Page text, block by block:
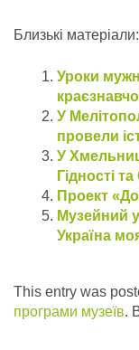
Близькі матеріали:
Уроки
У
провели
У
Гідності
Проект
Музейний
Україна
This entry was
програми музеїв.